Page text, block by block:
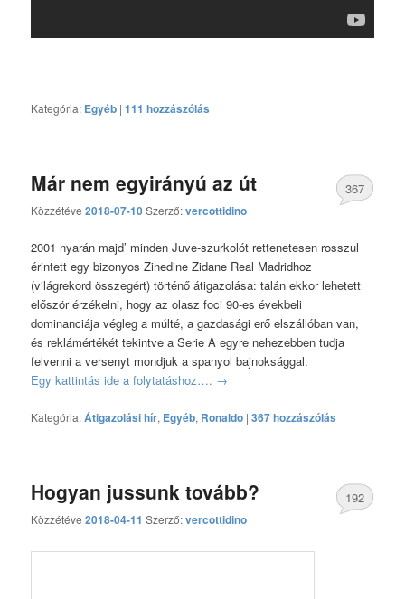
Kategória: Egyéb |111 hozzászólás
Már nem egyirányú az út
Közzétéve2018-07-10Szerző:vercottidino
367
2001 nyarán majd’ minden Juve-szurkolót rettenetesen rosszul
érintett egy bizonyos Zinedine Zidane Real Madridhoz
(világrekord összegért) történő átigazolása: talán ekkor lehetett
először érzékelni, hogy az olasz foci 90-es évekbeli
dominanciája végleg a múlté, a gazdasági erő elszállóban van,
és reklámértékét tekintve a Serie A egyre nehezebben tudja
felvenni a versenyt mondjuk a spanyol bajnoksággal.
Egy kattintás ide a folytatáshoz…. →
Kategória:Átigazolási hír, Egyéb, Ronaldo |367 hozzászólás
Hogyan jussunk tovább?
Közzétéve2018-04-11 Szerző:vercottidino
192